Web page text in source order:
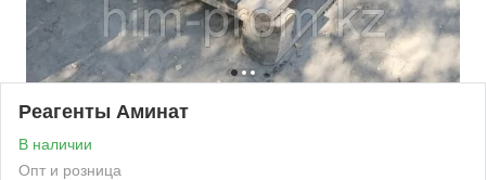
Реагенты Аминат
В наличии
Опт и розница